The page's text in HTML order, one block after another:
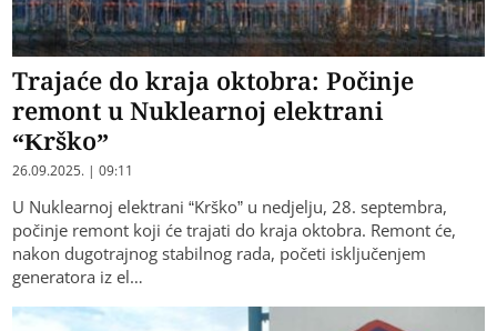
Trajaće do kraja oktobra: Počinje
remont u Nuklearnoj elektrani
“Krško”
26.09.2025. | 09:11
U Nuklearnoj elektrani “Krško” u nedjelju, 28. septembra,
počinje remont koji će trajati do kraja oktobra. Remont će,
nakon dugotrajnog stabilnog rada, početi isključenjem
generatora iz el…